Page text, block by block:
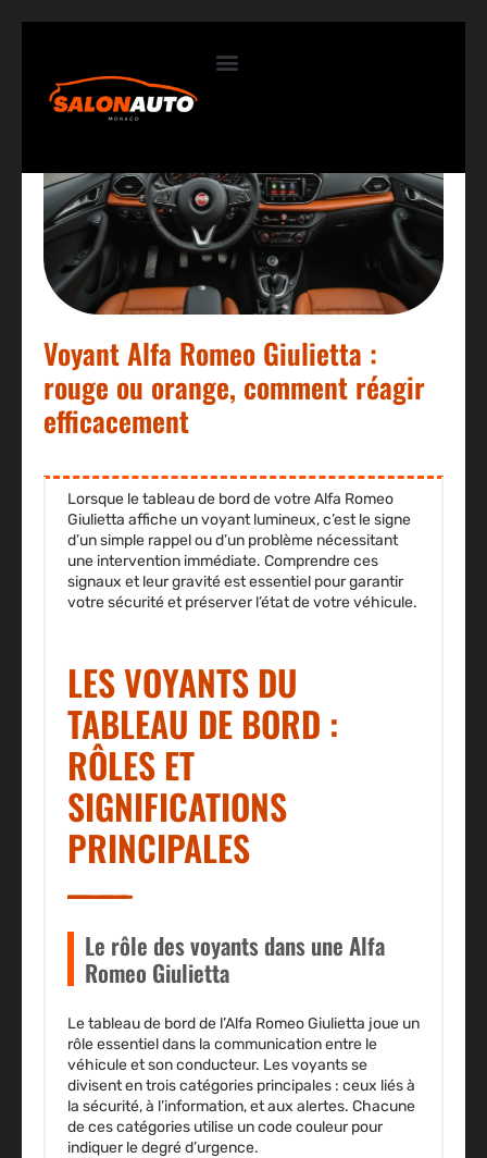
Voyant Alfa Romeo Giulietta :
rouge ou orange, comment réagir
efficacement
Lorsque le tableau de bord de votre Alfa Romeo
Giulietta affiche un voyant lumineux, c’est le signe
d’un simple rappel ou d’un problème nécessitant
une intervention immédiate. Comprendre ces
signaux et leur gravitéest essentiel pour garantir
votre sécurité et préserver l’état de votre véhicule.
LES VOYANTS DU
TABLEAU DE BORD :
RÔLES ET
SIGNIFICATIONS
PRINCIPALES
Le rôle des voyants dans une Alfa
Romeo Giulietta
Le tableau de bord de l’Alfa Romeo Giulietta joue un
rôle essentiel dans la communication entre le
véhicule et son conducteur. Les voyants se
divisent en trois catégories principales : ceux liés à
la sécurité, à l’information, et aux alertes. Chacune
de ces catégories utilise un code couleur pour
indiquer le degré d’urgence.